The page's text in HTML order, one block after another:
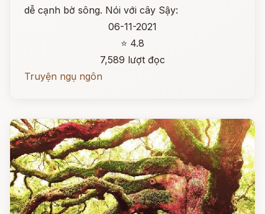
dễ cạnh bờ sông. Nói với cây Sậy:
06-11-2021
⭐ 4.8
7,589 lượt đọc
Truyện ngụ ngôn